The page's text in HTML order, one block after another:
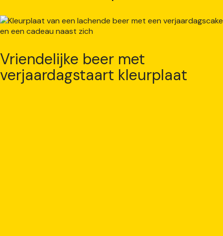
Vriendelijke beer met
verjaardagstaart kleurplaat